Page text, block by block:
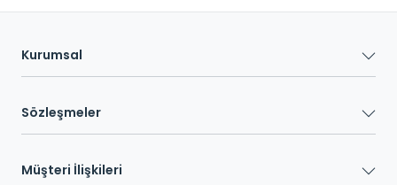
Kurumsal
Sözleşmeler
Müşteri İlişkileri